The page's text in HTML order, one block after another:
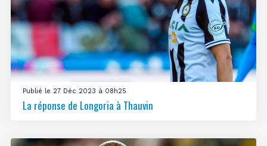
Publié le 27 Déc 2023 à 08h25
La réponse de Longoria à Thauvin